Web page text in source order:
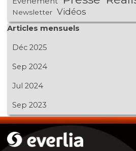
Newsletter Vidéos
Sauter le bloc Articles mensuels
Articles mensuels
Déc 2025
Sep 2024
Jul 2024
Sep 2023